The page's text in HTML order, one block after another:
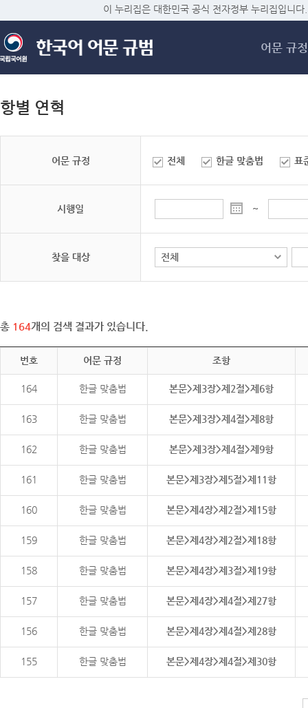
메
이 누리집은 대한민국 공식 전자정부 누리집입니다.
어문 규정
항별 연혁
어문 규정 전체 한글 맞춤법 표
시행일 ~
찾을 대상
총 164개의 검색 결과가 있습니다.
번호 어문 규정 조항
164 한글 맞춤법 본문>제3장>제2절>제6항
163 한글 맞춤법 본문>제3장>제4절>제8항
162 한글 맞춤법 본문>제3장>제4절>제9항
161 한글 맞춤법 본문>제3장>제5절>제11항
160 한글 맞춤법 본문>제4장>제2절>제15항
159 한글 맞춤법 본문>제4장>제2절>제18항
158 한글 맞춤법 본문>제4장>제3절>제19항
157 한글 맞춤법 본문>제4장>제4절>제27항
156 한글 맞춤법 본문>제4장>제4절>제28항
155 한글 맞춤법 본문>제4장>제4절>제30항